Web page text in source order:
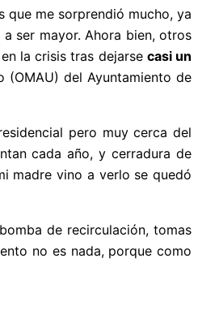
que me sorprendió mucho, ya
a ser mayor. Ahora bien, otros
la crisis tras dejarse casi un
del Ayuntamiento de
pero muy cerca del
cada año, y cerradura de
madre vino a verlo se quedó
de recirculación, tomas
no es nada, porque como